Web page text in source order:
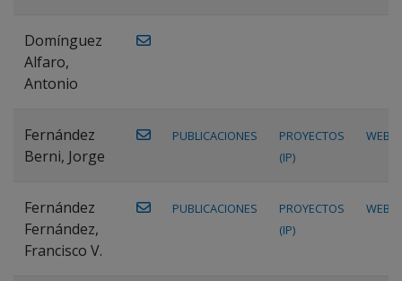
Domínguez
Alfaro,
Antonio
Fernández
Berni, Jorge
PUBLICACIONES
PROYECTOS
(IP)
WEB
Fernández
Fernández,
Francisco V.
PUBLICACIONES
PROYECTOS
(IP)
WEB